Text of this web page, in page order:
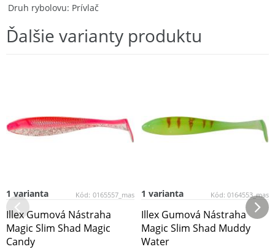
Druh rybolovu Prívlač
Ďalšie varianty produktu
Kód: 0165557_mas
1 varianta
Illex Gumová Nástraha
Magic Slim Shad Magic
Candy
Kód: 0164553_mas
1 varianta
Illex Gumová Nástraha
Magic Slim Shad Muddy
Water